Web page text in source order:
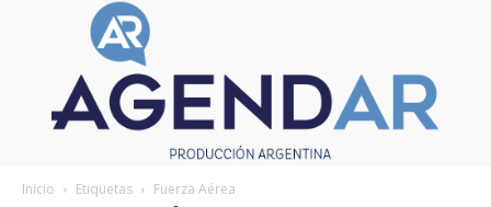
Inicio Etiquetas Fuerza Aérea